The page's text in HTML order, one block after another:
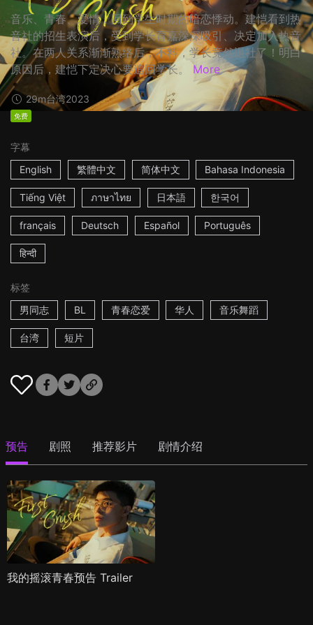
音乐、青春、爱情，回到学生时期的暗恋悸动。建恺看到热
音社的招生表演后，受到学长育嘉深深吸引、决定加入热音
社。在两人关系渐渐熟络后，不料，学长竟然退社了！明白
原因后，建恺下定决心要追回学长。
More
29m台湾2023
免费
字幕
English
繁體中文 简体中文 Bahasa Indonesia
Tiếng Việt ภาษาไทย 日本語 한국어
français Deutsch Español Português
हिन्दी
标签
男同志
BL 青春恋爱 华人 音乐舞蹈
台湾 短片
预告 剧照 推荐影片 剧情介绍
我的摇滚青春预告 Trailer